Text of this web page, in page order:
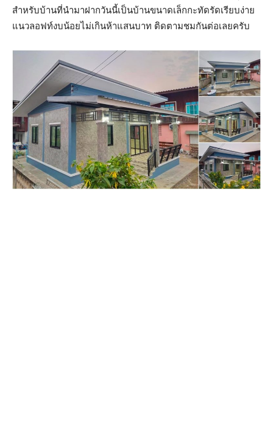
สำหรับบ้านที่นำมาฝากวันนี้เป็นบ้านขนาดเล็กกะทัดรัดเรียบง่าย
แนวลอฟท์งบน้อยไม่เกินห้าแสนบาท ติดตามชมกันต่อเลยครับ